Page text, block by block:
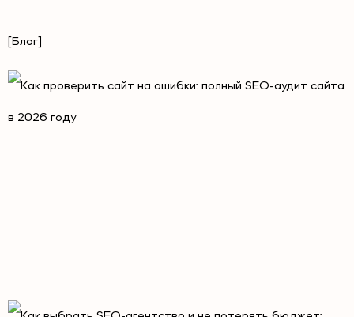
[Блог]